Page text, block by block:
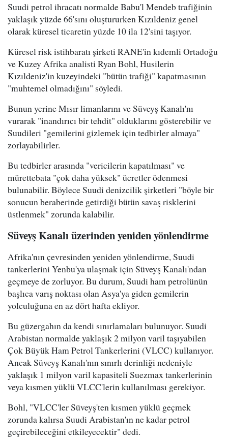
Suudi petrol ihracatı normalde Babu'l Mendeb trafiğinin
yaklaşık yüzde 66'sını oluştururken Kızıldeniz genel
olarak küresel ticaretin yüzde 10 ila 12'sini taşıyor.
Küresel risk istihbaratı şirketi RANE'in kıdemli Ortadoğu
ve Kuzey Afrika analisti Ryan Bohl, Husilerin
Kızıldeniz'in kuzeyindeki "bütün trafiği" kapatmasının
"muhtemel olmadığını" söyledi.
Bunun yerine Mısır limanlarını ve Süveyş Kanalı'nı
vurarak "inandırıcı bir tehdit" olduklarını gösterebilir ve
Suudileri "gemilerini gizlemek için tedbirler almaya"
zorlayabilirler.
Bu tedbirler arasında "vericilerin kapatılması" ve
mürettebata "çok daha yüksek" ücretler ödenmesi
bulunabilir. Böylece Suudi denizcilik şirketleri "böyle bir
sonucun beraberinde getirdiği bütün savaş risklerini
üstlenmek" zorunda kalabilir.
Süveyş Kanalı üzerinden yeniden yönlendirme
Afrika'nın çevresinden yeniden yönlendirme, Suudi
tankerlerini Yenbu'ya ulaşmak için Süveyş Kanalı'ndan
geçmeye de zorluyor. Bu durum, Suudi ham petrolünün
başlıca varış noktası olan Asya'ya giden gemilerin
yolculuğuna en az dört hafta ekliyor.
Bu güzergahın da kendi sınırlamaları bulunuyor. Suudi
Arabistan normalde yaklaşık 2 milyon varil taşıyabilen
Çok Büyük Ham Petrol Tankerlerini (VLCC) kullanıyor.
Ancak Süveyş Kanalı'nın sınırlı derinliği nedeniyle
yaklaşık 1 milyon varil kapasiteli Suezmax tankerlerinin
veya kısmen yüklü VLCC'lerin kullanılması gerekiyor.
Bohl, "VLCC'ler Süveyş'ten kısmen yüklü geçmek
zorunda kalırsa Suudi Arabistan'ın ne kadar petrol
geçirebileceğini etkileyecektir" dedi.